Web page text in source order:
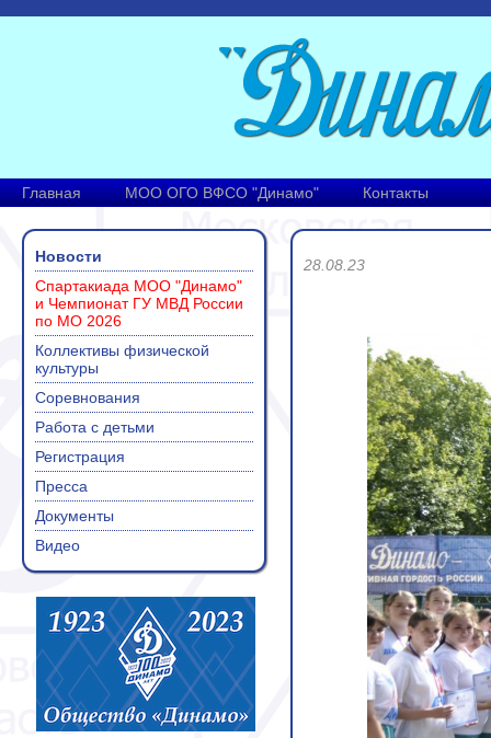
Главная МОО ОГО ВФСО "Динамо" Контакты
Новости
Спартакиада МОО "Динамо"
и Чемпионат ГУ МВД России
по МО 2026
Коллективы физической
культуры
Соревнования
Работа с детьми
Регистрация
Пресса
Документы
Видео
28.08.23